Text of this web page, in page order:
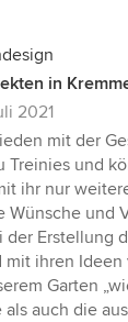
in
2021
mit der
Treinies und
ihr nur
Wünsche und
Erstellung
ihren Ideen
Garten
auch die